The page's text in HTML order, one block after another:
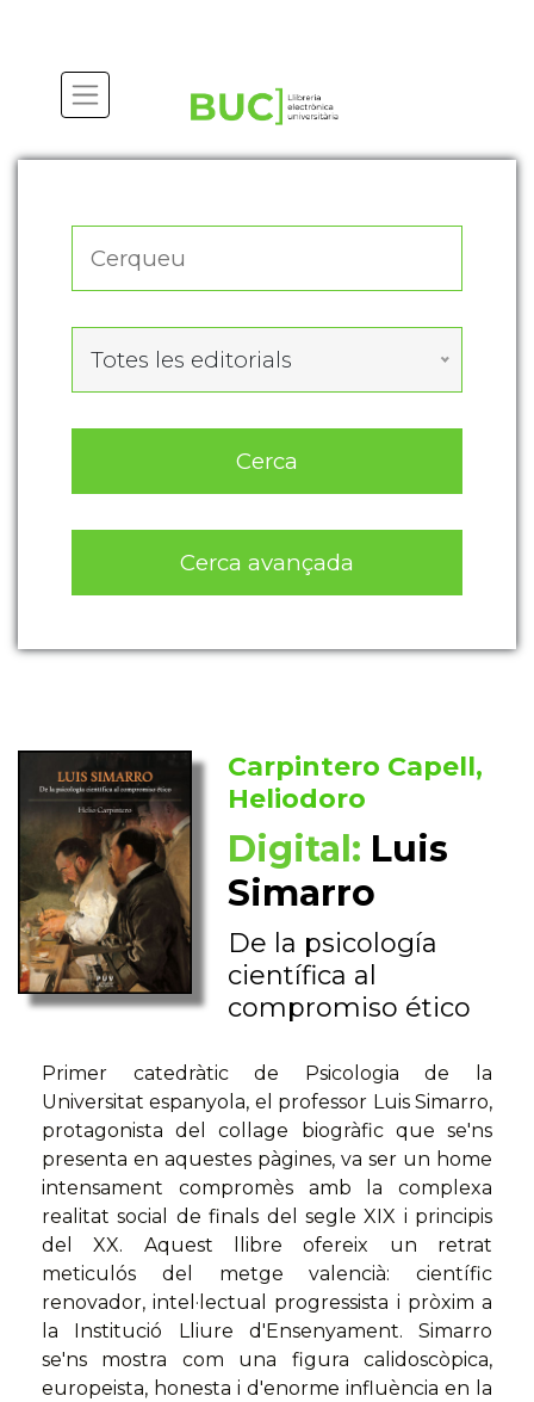
Totes les editorials
Cerca
Cerca avançada
Carpintero Capell,
Heliodoro
Digital: Luis
Simarro
De la psicología
científica al
compromiso ético
Primer catedràtic de Psicologia de la
Universitat espanyola, el professor Luis Simarro,
protagonista del collage biogràfic que se'ns
presenta en aquestes pàgines, va ser un home
intensament compromès amb la complexa
realitat social de finals del segle XIX i principis
del XX. Aquest llibre ofereix un retrat
meticulós del metge valencià: científic
renovador, intel·lectual progressista i pròxim a
la Institució Lliure d'Ensenyament. Simarro
se'ns mostra com una figura calidoscòpica,
europeista, honesta i d'enorme influència en la